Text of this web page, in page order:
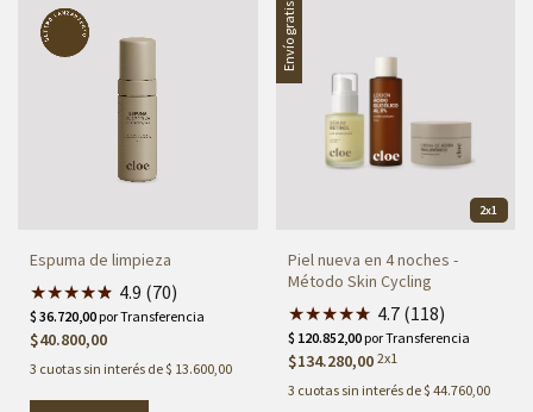
Espuma de limpieza
★★★★★
★ 4.9 (70)
$40.800,00
3 cuotas sin interés de$ 13.600,00
Envío gratis
2x1
Piel nueva en 4 noches -
Método Skin Cycling
★★★★★
★ 4.7 (118)
$134.280,00 2x1
3 cuotas sin interés de$ 44.760,00